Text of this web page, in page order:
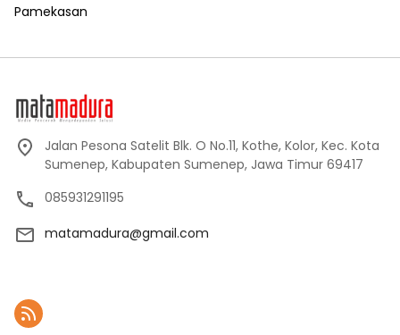
Pamekasan
Jalan Pesona Satelit Blk. O No.11, Kothe, Kolor, Kec. Kota
Sumenep, Kabupaten Sumenep, Jawa Timur 69417
085931291195
matamadura@gmail.com